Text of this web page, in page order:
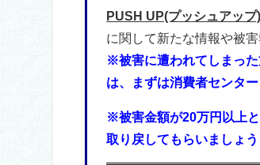
PUSH UP(プッシュアップ)
に関して新たな情報や被
※被害に遭われてしまっ
は、まずは消費者センタ
※被害金額が20万円以上
取り戻してもらいましょう